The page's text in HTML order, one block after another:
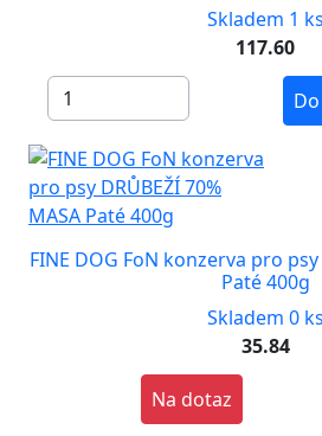
Skladem 1 ks
117.60
FINE DOG FoN konzerva pro psy
Paté 400g
Skladem 0 ks
35.84
Na dotaz